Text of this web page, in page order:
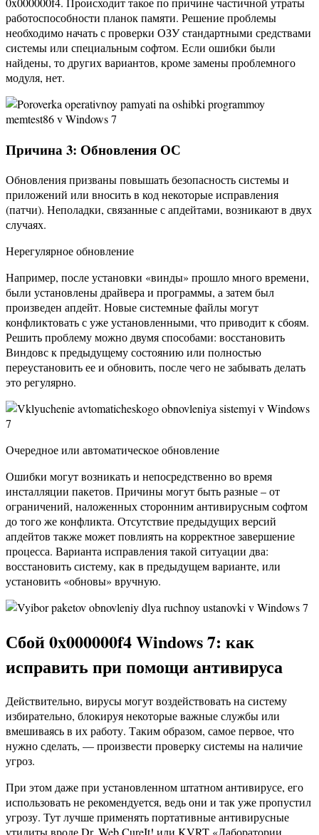
работоспособности планок памяти. Решение проблемы
необходимо начать с проверки ОЗУ стандартными средствами
системы или специальным софтом. Если ошибки были
найдены, то других вариантов, кроме замены проблемного
модуля, нет.
Причина 3: Обновления ОС
Обновления призваны повышать безопасность системы и
приложений или вносить в код некоторые исправления
(патчи). Неполадки, связанные с апдейтами, возникают в двух
случаях.
Нерегулярное обновление
Например, после установки «винды» прошло много времени,
были установлены драйвера и программы, а затем был
произведен апдейт. Новые системные файлы могут
конфликтовать с уже установленными, что приводит к сбоям.
Решить проблему можно двумя способами: восстановить
Виндовс к предыдущему состоянию или полностью
переустановить ее и обновить, после чего не забывать делать
это регулярно.
Очередное или автоматическое обновление
Ошибки могут возникать и непосредственно во время
инсталляции пакетов. Причины могут быть разные – от
ограничений, наложенных сторонним антивирусным софтом
до того же конфликта. Отсутствие предыдущих версий
апдейтов также может повлиять на корректное завершение
процесса. Варианта исправления такой ситуации два:
восстановить систему, как в предыдущем варианте, или
установить «обновы» вручную.
Сбой 0x000000f4 Windows 7: как
исправить при помощи антивируса
Действительно, вирусы могут воздействовать на систему
избирательно, блокируя некоторые важные службы или
вмешиваясь в их работу. Таким образом, самое первое, что
нужно сделать, — произвести проверку системы на наличие
угроз.
При этом даже при установленном штатном антивирусе, его
использовать не рекомендуется, ведь они и так уже пропустил
угрозу. Тут лучше применять портативные антивирусные
утилиты вроде Dr. Web CureIt! или KVRT «Лаборатории